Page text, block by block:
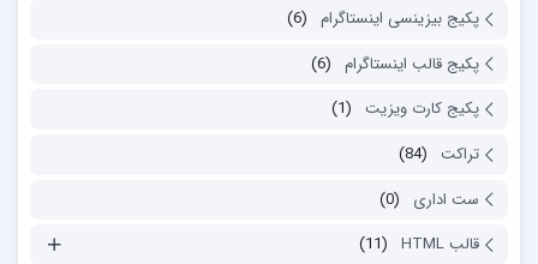
پکیج بیزینسی اینستاگرام (6)
پکیج قالب اینستاگرام (6)
پکیج کارت ویزیت
(1)
تراکت
(84)
ست اداری
(0)
قالب HTML
(11)